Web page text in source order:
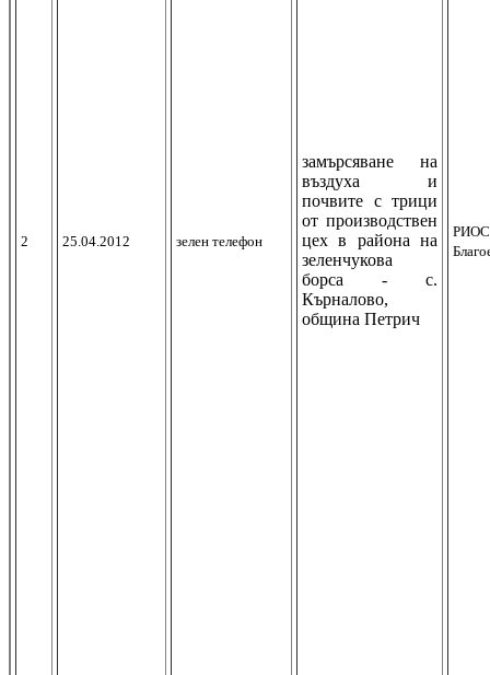
2 25.04.2012 зелен телефон
замърсяване на
въздуха и
почвите с трици
от производствен
цех в района на
зеленчукова
борса - с.
Кърналово,
община Петрич